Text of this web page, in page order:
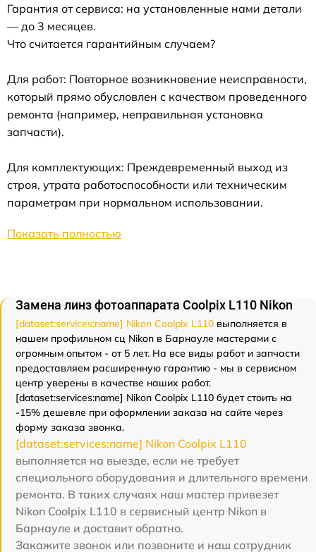
Гарантия от сервиса: на установленные нами детали
— до 3 месяцев.
Что считается гарантийным случаем?
Для работ: Повторное возникновение неисправности,
который прямо обусловлен с качеством проведенного
ремонта (например, неправильная установка
запчасти).
Для комплектующих: Преждевременный выход из
строя, утрата работоспособности или техническим
параметрам при нормальном использовании.
Показать полностью
Замена линз фотоаппарата Coolpix L110 Nikon
[dataset:services:name] Nikon Coolpix L110 выполняется в
нашем профильном сц Nikon в Барнауле мастерами с
огромным опытом - от 5 лет. На все виды работ и запчасти
предоставляем расширенную гарантию - мы в сервисном
центр уверены в качестве наших работ.
[dataset:services:name] Nikon Coolpix L110 будет стоить на
-15% дешевле при оформлении заказа на сайте через
форму заказа звонка.
[dataset:services:name] Nikon Coolpix L110
выполняется на выезде, если не требует
специального оборудования и длительного времени
ремонта. В таких случаях наш мастер привезет
Nikon Coolpix L110 в сервисный центр Nikon в
Барнауле и доставит обратно.
Закажите звонок или позвоните и наш сотрудник